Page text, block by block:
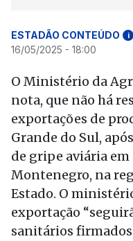
ESTADÃO CONTEÚDO i
16/05/2025 - 18:00
O Ministério da
nota, que não há
exportações de
Grande do Sul,
de gripe aviária
Montenegro, na
Estado. O
exportação
sanitários firmados